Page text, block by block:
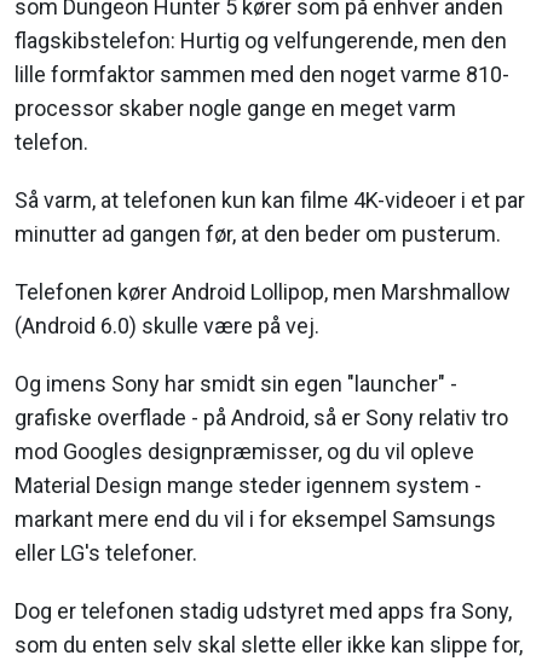
som Dungeon Hunter 5 kører som på enhver anden
flagskibstelefon: Hurtig og velfungerende, men den
lille formfaktor sammen med den noget varme 810-
processor skaber nogle gange en meget varm
telefon.
Så varm, at telefonen kun kan filme 4K-videoer i et par
minutter ad gangen før, at den beder om pusterum.
Telefonen kører Android Lollipop, men Marshmallow
(Android 6.0) skulle være på vej.
Og imens Sony har smidt sin egen "launcher" -
grafiske overflade - på Android, så er Sony relativ tro
mod Googles designpræmisser, og du vil opleve
Material Design mange steder igennem system -
markant mere end du vil i for eksempel Samsungs
eller LG's telefoner.
Dog er telefonen stadig udstyret med apps fra Sony,
som du enten selv skal slette eller ikke kan slippe for,